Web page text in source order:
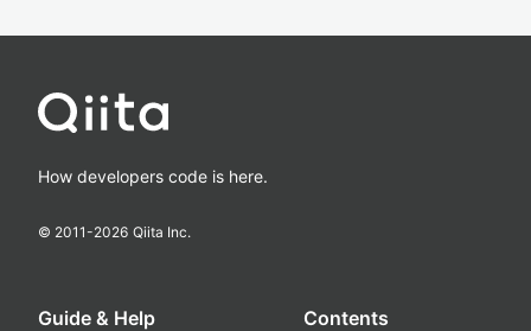
How developers code is here.
© 2011-2026 Qiita Inc.
Guide & Help Contents